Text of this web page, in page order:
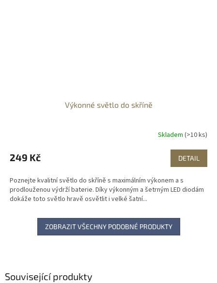
Související produkty
Výkonné světlo do skříně
Skladem (>10 ks)
249 Kč DETAIL
Poznejte kvalitní světlo do skříně s maximálním výkonem a s
prodlouženou výdrží baterie. Díky výkonným a šetrným LED diodám
dokáže toto světlo hravě osvětlit i velké šatní...
ZOBRAZIT VŠECHNY PODOBNÉ PRODUKTY